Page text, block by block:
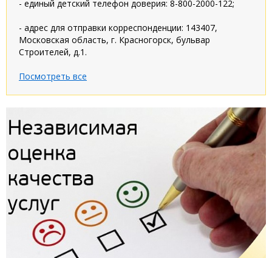
- единый детский телефон доверия: 8-800-2000-122;
- адрес для отправки корреспонденции: 143407,
Московская область, г. Красногорск, бульвар
Строителей, д.1.
Посмотреть все